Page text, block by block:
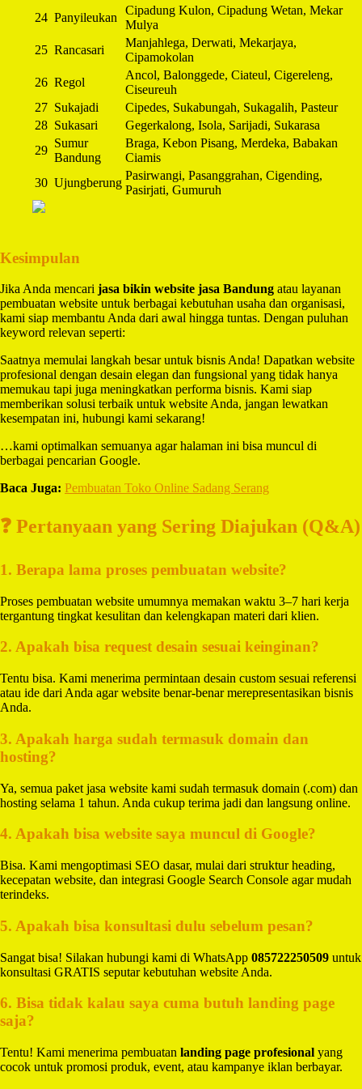
24 Panyileukan
Cipadung Kulon, Cipadung Wetan, Mekar
Mulya
25 Rancasari
Manjahlega, Derwati, Mekarjaya,
Cipamokolan
26 Regol
Ancol, Balonggede, Ciateul, Cigereleng,
Ciseureuh
27 Sukajadi
Cipedes, Sukabungah, Sukagalih, Pasteur
28 Sukasari
Gegerkalong, Isola, Sarijadi, Sukarasa
29
Sumur
Bandung
Braga, Kebon Pisang, Merdeka, Babakan
Ciamis
30 Ujungberung
Pasirwangi, Pasanggrahan, Cigending,
Pasirjati, Gumuruh
Kesimpulan
Jika Anda mencari jasa bikin website jasa Bandung atau layanan
pembuatan website untuk berbagai kebutuhan usaha dan organisasi,
kami siap membantu Anda dari awal hingga tuntas. Dengan puluhan
keyword relevan seperti:
Saatnya memulai langkah besar untuk bisnis Anda! Dapatkan website
profesional dengan desain elegan dan fungsional yang tidak hanya
memukau tapi juga meningkatkan performa bisnis. Kami siap
memberikan solusi terbaik untuk website Anda, jangan lewatkan
kesempatan ini, hubungi kami sekarang!
…kami optimalkan semuanya agar halaman ini bisa muncul di
berbagai pencarian Google.
Baca Juga: Pembuatan Toko Online Sadang Serang
❓ Pertanyaan yang Sering Diajukan (Q&A)
1. Berapa lama proses pembuatan website?
Proses pembuatan website umumnya memakan waktu 3–7 hari kerja
tergantung tingkat kesulitan dan kelengkapan materi dari klien.
2. Apakah bisa request desain sesuai keinginan?
Tentu bisa. Kami menerima permintaan desain custom sesuai referensi
atau ide dari Anda agar website benar-benar merepresentasikan bisnis
Anda.
3. Apakah harga sudah termasuk domain dan
hosting?
Ya, semua paket jasa website kami sudah termasuk domain (.com) dan
hosting selama 1 tahun. Anda cukup terima jadi dan langsung online.
4. Apakah bisa website saya muncul di Google?
Bisa. Kami mengoptimasi SEO dasar, mulai dari struktur heading,
kecepatan website, dan integrasi Google Search Console agar mudah
terindeks.
5. Apakah bisa konsultasi dulu sebelum pesan?
Sangat bisa! Silakan hubungi kami di WhatsApp 085722250509 untuk
konsultasi GRATIS seputar kebutuhan website Anda.
6. Bisa tidak kalau saya cuma butuh landing page
saja?
Tentu! Kami menerima pembuatan landing page profesional yang
cocok untuk promosi produk, event, atau kampanye iklan berbayar.